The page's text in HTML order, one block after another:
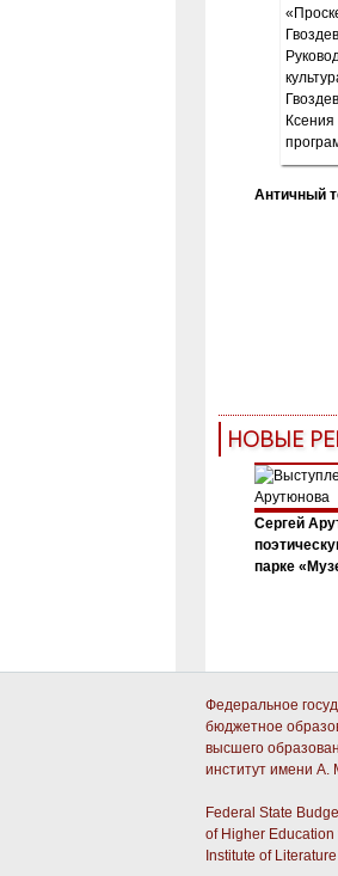
Античный
НОВЫЕ
Сергей
парке
Федеральное
бюджетное
высшего
институт имени А.
Federal State
of Higher
Institute of